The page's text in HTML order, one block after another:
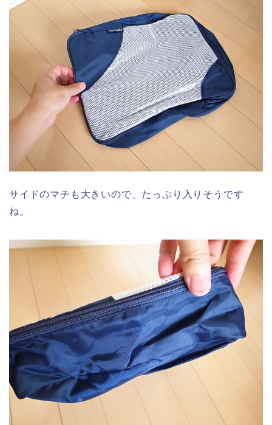
サイドのマチも大きいので、たっぷり入りそうです
ね。